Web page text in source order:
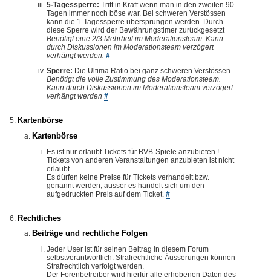
5-Tagessperre: Tritt in Kraft wenn man in den zweiten 90
Tagen immer noch böse war. Bei schweren Verstössen
kann die 1-Tagessperre übersprungen werden. Durch
diese Sperre wird der Bewährungstimer zurückgesetzt
Benötigt eine 2/3 Mehrheit im Moderationsteam. Kann
durch Diskussionen im Moderationsteam verzögert
verhängt werden. #
Sperre: Die Ultima Ratio bei ganz schweren Verstössen
Benötigt die volle Zustimmung des Moderationsteam.
Kann durch Diskussionen im Moderationsteam verzögert
verhängt werden #
Kartenbörse
Kartenbörse
Es ist nur erlaubt Tickets für BVB-Spiele anzubieten !
Tickets von anderen Veranstaltungen anzubieten ist nicht
erlaubt
Es dürfen keine Preise für Tickets verhandelt bzw.
genannt werden, ausser es handelt sich um den
aufgedruckten Preis auf dem Ticket. #
Rechtliches
Beiträge und rechtliche Folgen
Jeder User ist für seinen Beitrag in diesem Forum
selbstverantwortlich. Strafrechtliche Äusserungen können
Strafrechtlich verfolgt werden.
Der Forenbetreiber wird hierfür alle erhobenen Daten des